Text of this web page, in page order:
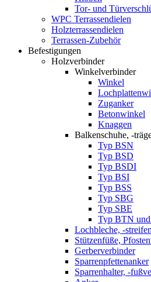
Tor- und
WPC Terrassendielen
Holzterrassendielen
Terrassen-Zubehör
Befestigungen
Holzverbinder
Winkelverbinder
Winkel
Zuganker
Betonwinkel
Knaggen
Balkenschuhe, -
Typ BSN
Typ BSD
Typ BSDI
Typ BSI
Typ BSS
Typ SBG
Typ SBE
Typ BTN
Lochbleche, -streifen
Stützenfüße,
Gerberverbinder
Sparrenpfettenanker
Sparrenhalter, -